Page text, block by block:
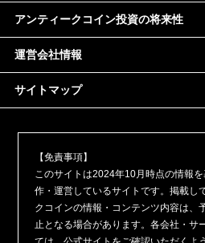
アンティークコイン投資の将来性
運営会社情報
サイトマップ
【免責事項】
このサイトは2024年10月時点の情報
作・運営しているサイトです。掲載し
クコインの情報・コンテンツ内容は、
止となる場合があります。各会社・サ